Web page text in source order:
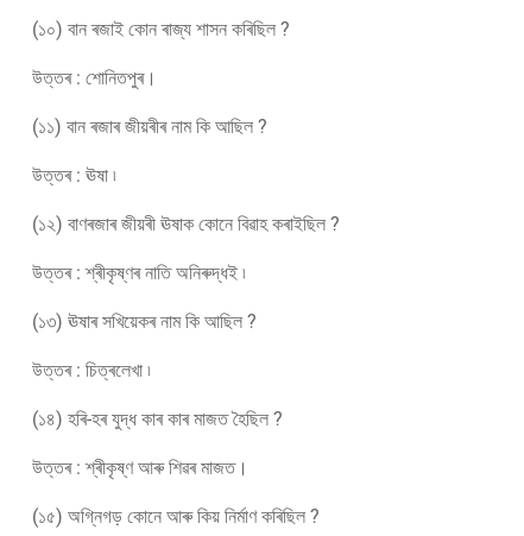
(১০) বান ৰজাই কোন ৰাজ্য শাসন কৰিছিল ?
উত্তৰ : শোনিতপুৰ।
(১১) বান ৰজাৰ জীয়ৰীৰ নাম কি আছিল ?
উত্তৰ : ঊষা ৷
(১২) বাণৰজাৰ জীয়ৰী ঊষাক কোনে বিৱাহ কৰাইছিল ?
উত্তৰ : শ্ৰীকৃষ্ণৰ নাতি অনিৰুদ্ধই ৷
(১৩) ঊষাৰ সখিয়েকৰ নাম কি আছিল ?
উত্তৰ : চিত্ৰলেখা ৷
(১৪) হৰি-হৰ যুদ্ধ কাৰ কাৰ মাজত হৈছিল ?
উত্তৰ : শ্ৰীকৃষ্ণ আৰু শিৱৰ মাজত।
(১৫) অগ্নিগড় কোনে আৰু কিয় নিৰ্মাণ কৰিছিল ?